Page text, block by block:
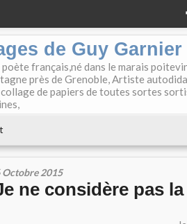
de Guy Garnier
français,né dans le marais
près de Grenoble, Artiste
de papiers de toutes sortes
Octobre 2015
ne considère pas